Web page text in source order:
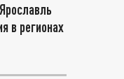
в регионах